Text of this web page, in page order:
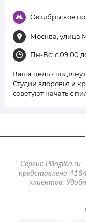
Октябрьское
Москва, улица
Пн-Вс: с 09:00
Ваша цель -
Студии здоровья и
советуют начать с
Сервис Pilinglica.ru
представлено
клиентов.